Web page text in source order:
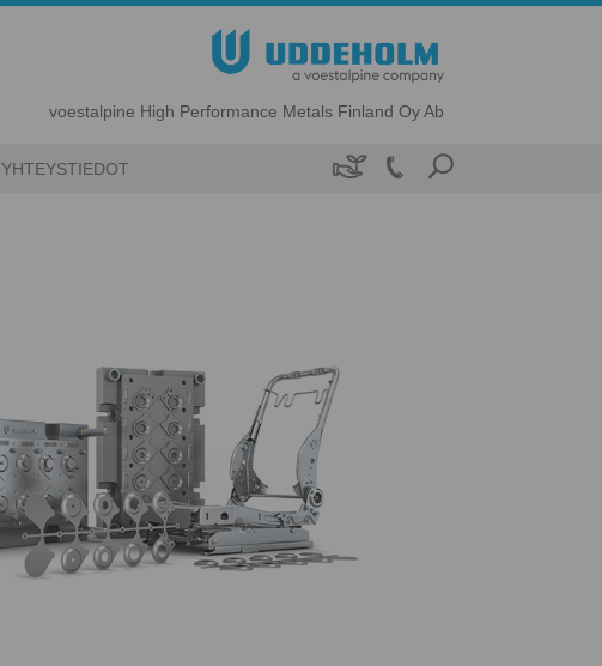
voestalpine High Performance Metals Finland Oy Ab
YHTEYSTIEDOT 